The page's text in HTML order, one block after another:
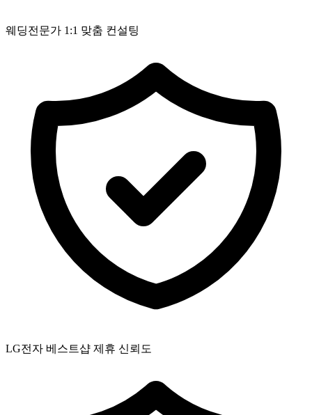
웨딩전문가 1:1 맞춤 컨설팅
LG전자 베스트샵 제휴 신뢰도